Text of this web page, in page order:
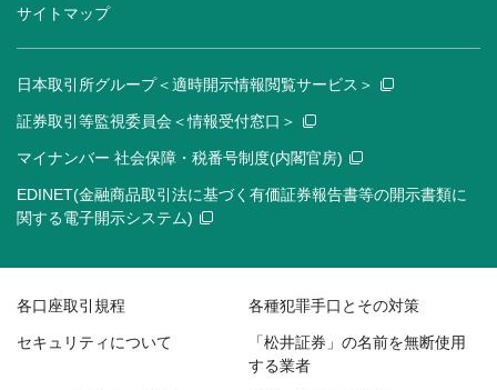
サイトマップ
日本取引所グループ＜適時開示情報閲覧サービス＞
証券取引等監視委員会＜情報受付窓口＞
マイナンバー 社会保障・税番号制度(内閣官房)
EDINET(金融商品取引法に基づく有価証券報告書等の開示書類に
関する電子開示システム)
各口座取引規程 各種犯罪手口とその対策
セキュリティについて
「松井証券」の名前を無断使用
する業者